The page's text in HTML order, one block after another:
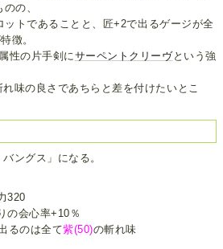
の、
ットであることと、匠+2で出るゲージが全
徴。
性の片手剣に サーペントクリーヴという強
味の良さであちらと差を付けたいとこ
ングス」になる。
320
の会心率+10％
るのは全て紫(50)の斬れ味